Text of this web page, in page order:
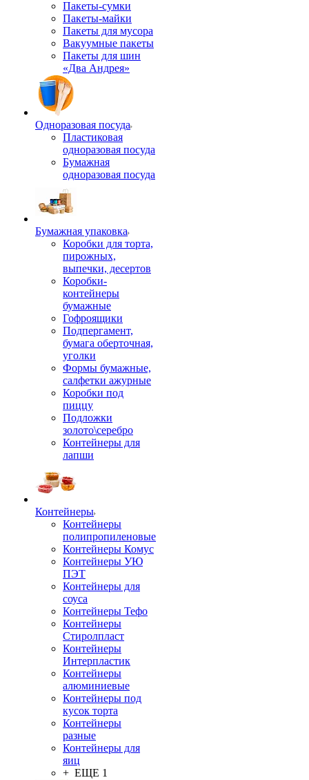
Пакеты-сумки
Пакеты-майки
Пакеты для мусора
Вакуумные пакеты
Пакеты для шин
«Два Андрея»
Одноразовая посуда
Пластиковая
одноразовая посуда
Бумажная
одноразовая посуда
Бумажная упаковка
Коробки для торта,
пирожных,
выпечки, десертов
Коробки-
контейнеры
бумажные
Гофроящики
Подпергамент,
бумага оберточная,
уголки
Формы бумажные,
салфетки ажурные
Коробки под
пиццу
Подложки
золото\серебро
Контейнеры для
лапши
Контейнеры
Контейнеры
полипропиленовые
Контейнеры Комус
Контейнеры УЮ
ПЭТ
Контейнеры для
соуса
Контейнеры Тефо
Контейнеры
Стиролпласт
Контейнеры
Интерпластик
Контейнеры
алюминиевые
Контейнеры под
кусок торта
Контейнеры
разные
Контейнеры для
яиц
+ ЕЩЕ 1